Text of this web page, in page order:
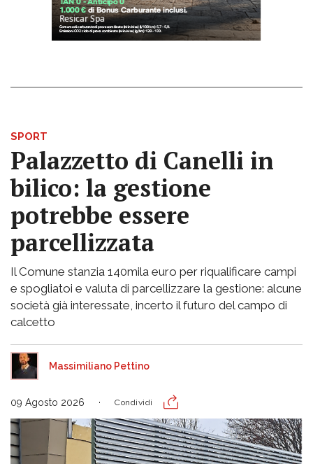
SPORT
Palazzetto di Canelli in
bilico: la gestione
potrebbe essere
parcellizzata
Il Comune stanzia 140mila euro per riqualificare campi
e spogliatoi e valuta di parcellizzare la gestione: alcune
società già interessate, incerto il futuro del campo di
calcetto
Massimiliano Pettino
09 Agosto 2026 Condividi